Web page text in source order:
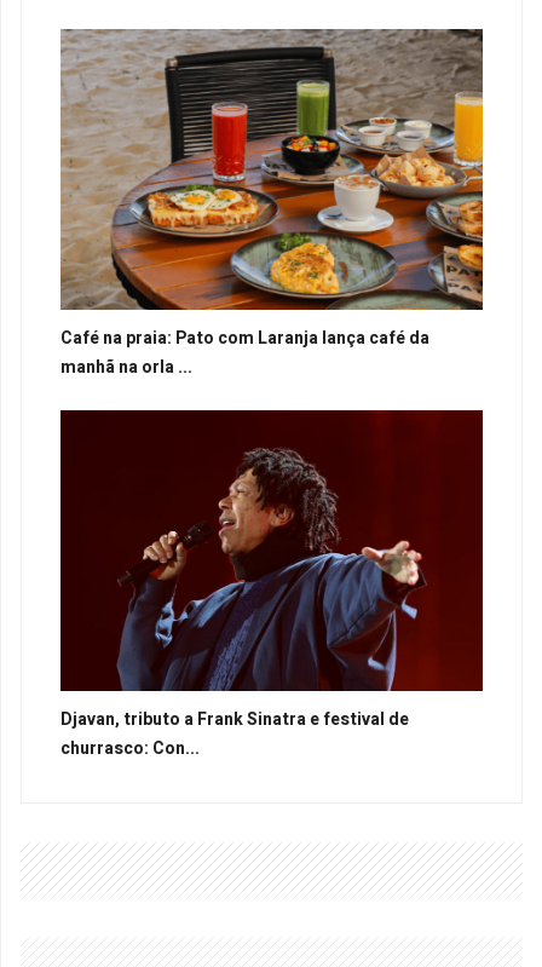
Café na praia: Pato com Laranja lança café da
manhã na orla ...
Djavan, tributo a Frank Sinatra e festival de
churrasco: Con...